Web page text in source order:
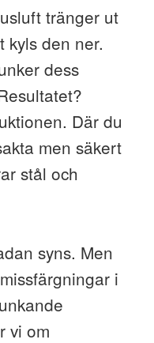
tränger ut
kyls den ner.
dess
Där du
men säkert
stål och
syns. Men
i
vi om